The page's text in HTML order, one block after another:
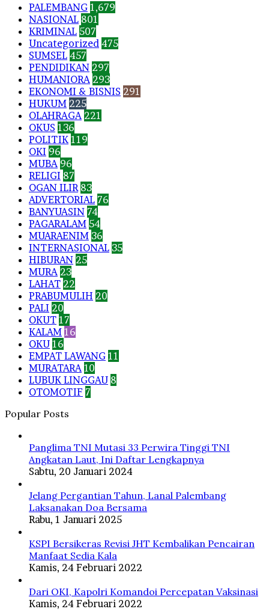
PALEMBANG 1,679
NASIONAL 801
KRIMINAL 507
Uncategorized 475
SUMSEL 457
PENDIDIKAN 297
HUMANIORA 293
EKONOMI & BISNIS 291
HUKUM 225
OLAHRAGA 221
OKUS 136
POLITIK 119
OKI 96
MUBA 96
RELIGI 87
OGAN ILIR 83
ADVERTORIAL 76
BANYUASIN 74
PAGARALAM 54
MUARAENIM 36
INTERNASIONAL 35
HIBURAN 25
MURA 23
LAHAT 22
PRABUMULIH 20
PALI 20
OKUT 17
KALAM 16
OKU 16
EMPAT LAWANG 11
MURATARA 10
LUBUK LINGGAU 8
OTOMOTIF 7
Popular Posts
Panglima TNI Mutasi 33 Perwira Tinggi TNI
Angkatan Laut, Ini Daftar Lengkapnya
Sabtu, 20 Januari 2024
Jelang Pergantian Tahun, Lanal Palembang
Laksanakan Doa Bersama
Rabu, 1 Januari 2025
KSPI Bersikeras Revisi JHT Kembalikan Pencairan
Manfaat Sedia Kala
Kamis, 24 Februari 2022
Dari OKI, Kapolri Komandoi Percepatan Vaksinasi
Kamis, 24 Februari 2022